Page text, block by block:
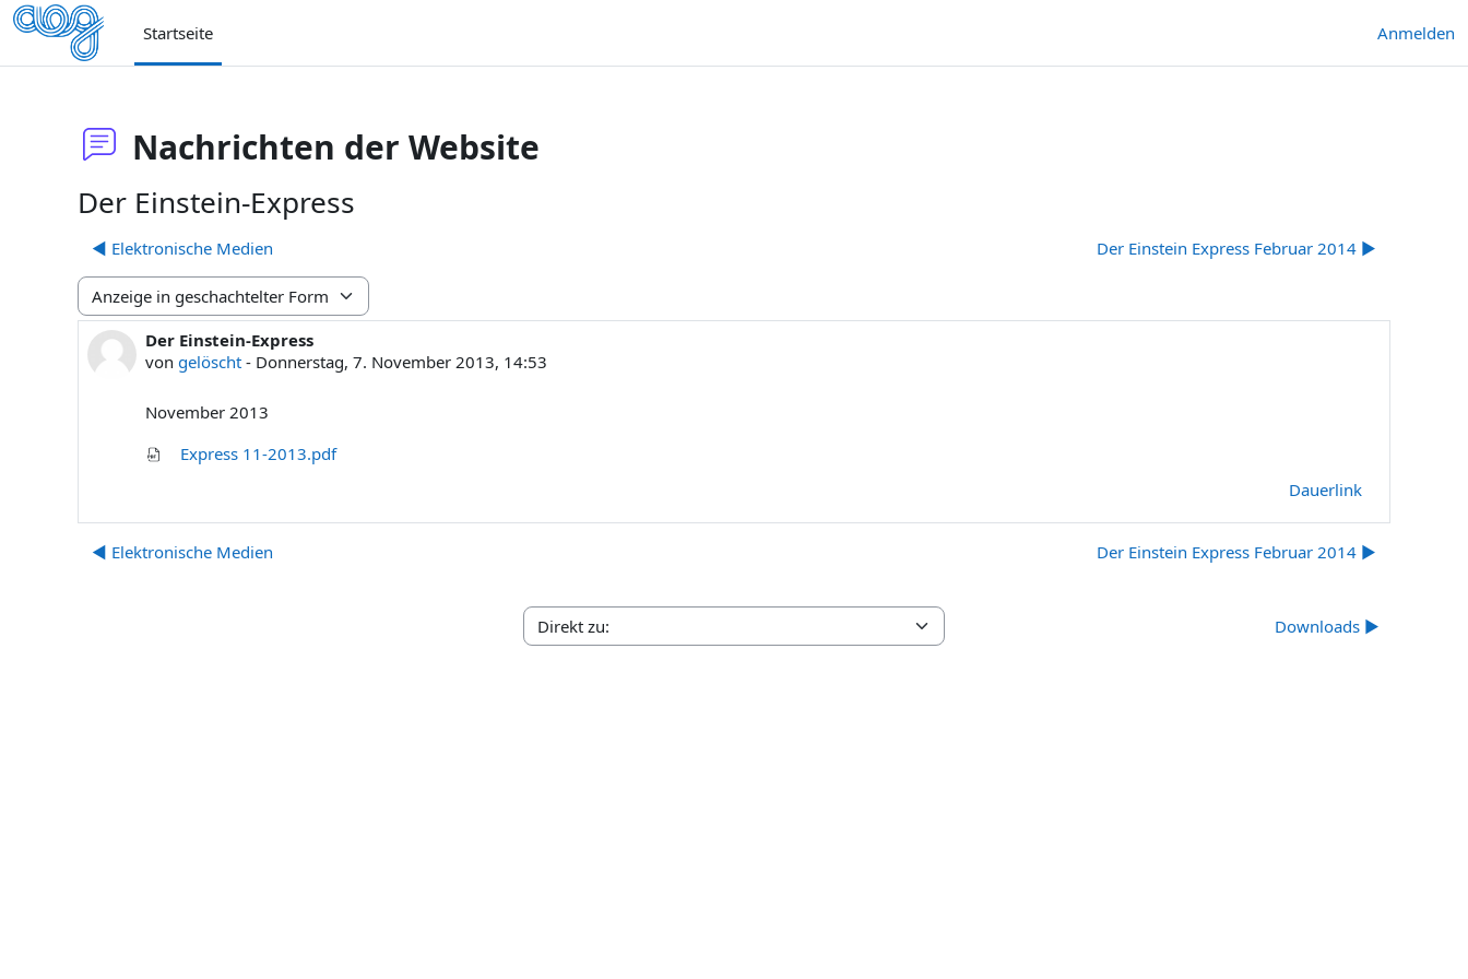
Zum Hauptinhalt
Startseite
Anmelden
Nachrichten der Website
Der Einstein-Express
◀︎ Elektronische Medien Der Einstein Express Februar 2014 ▶︎
Anzeigemodus
Der Einstein-Express
von gelöscht - Donnerstag, 7. November 2013, 14:53
Anzahl Antworten: 0
November 2013
Express 11-2013.pdf
Dauerlink
◀︎ Elektronische Medien Der Einstein Express Februar 2014 ▶︎
Direkt zu: Downloads ▶︎